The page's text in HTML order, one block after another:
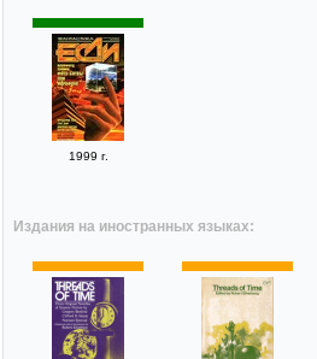
1999 г.
Издания на иностранных языках: